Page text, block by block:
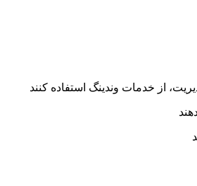
از خدمات وندینگ استفاده کنند